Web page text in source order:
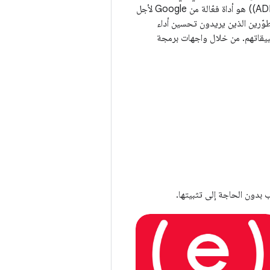
(ADPF) هو أداة فعّالة من Google لأجل
الذين يريدون تحسين أداء
من خلال واجهات برمجة
الحاجة إلى تثبيتها.